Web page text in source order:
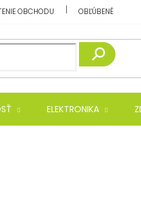
OBCHODU OBĽÚBENÉ
ELEKTRONIKA